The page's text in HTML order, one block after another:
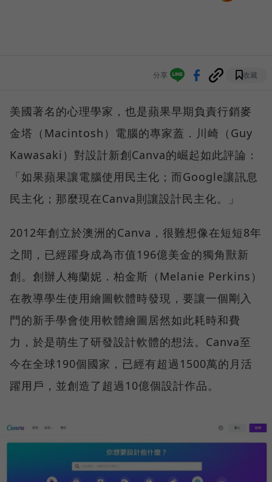
分享 收藏
美國著名的心理學家，也是蘋果早期負責行銷麥
金塔（Macintosh）電腦的專家蓋．川崎（Guy
Kawasaki）對設計新創Canva的崛起如此評論：
「如果蘋果讓電腦使用民主化；而Google讓訊息
民主化；那麼現在Canva則讓設計民主化。」
2012年創立於澳洲的Canva，很難想像在短短8年
之間，已經躍身成為市值196億美金的獨角獸新
創。創辦人梅蘭妮．柏金斯（Melanie Perkins）
在教導學生使用繪圖軟體時發現，要讓一個剛入
門的新手學會使用軟體繪圖居然如此耗時和費
力，於是萌生了研發設計軟體的想法。Canva至
今在全球190個國家，已經有超過1500萬的月活
躍用戶，並創造了超過10億個設計作品。